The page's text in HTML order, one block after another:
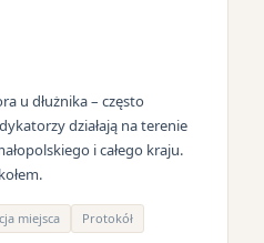
u dłużnika – często
działają na terenie
i całego kraju.
miejsca Protokół